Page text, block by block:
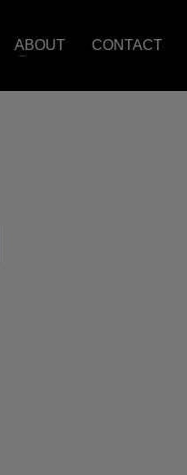
ABOUT CONTACT